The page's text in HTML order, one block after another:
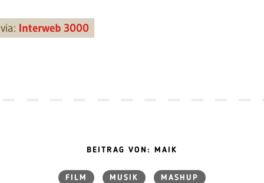
via: Interweb 3000
BEITRAG VON: MAIK
FILM MUSIK MASHUP